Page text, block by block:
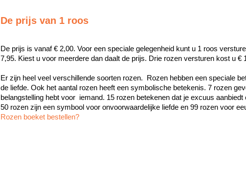
De prijs van 1 roos
De prijs is vanaf € 2,00. Voor een speciale gelegenheid kunt u 1 roos
7,95. Kiest u voor meerdere dan daalt de prijs. Drie rozen versturen kost u €
Er zijn heel veel verschillende soorten rozen.  Rozen hebben een speciale
de liefde. Ook het aantal rozen heeft een symbolische betekenis. 7 rozen
belangstelling hebt voor  iemand. 15 rozen betekenen dat je excuus
Rozen boeket bestellen?